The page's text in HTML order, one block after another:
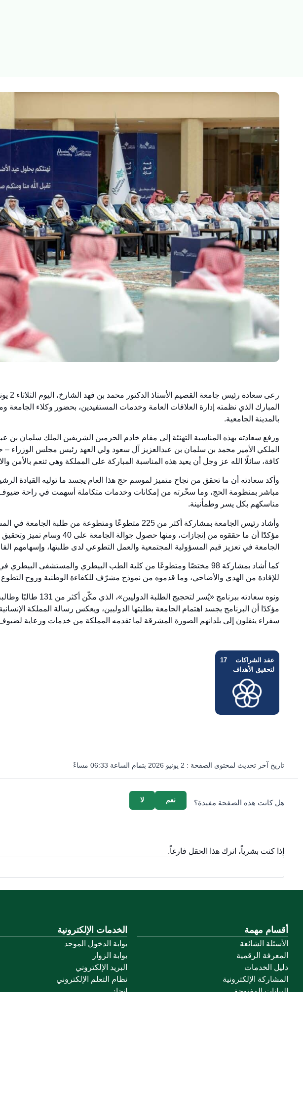
المبارك الذي نظمته إدارة العلاقات العامة وخدمات المستفيدين، بحضور وكلاء الجامعة
بالمدينة الجامعية.
ورفع سعادته بهذه المناسبة التهنئة إلى مقام خادم الحرمين الشريفين الملك سلمان
الملكي الأمير محمد بن سلمان بن عبدالعزيز آل سعود ولي العهد رئيس مجلس الوزراء –
كافة، سائلًا الله عز وجل أن يعيد هذه المناسبة المباركة على المملكة وهي تنعم بالأمن
وأكد سعادته أن ما تحقق من نجاح متميز لموسم حج هذا العام يجسد ما توليه القيادة
مباشر بمنظومة الحج، وما سخّرته من إمكانات وخدمات متكاملة أسهمت في راحة ضيوف
مناسكهم بكل يسر وطمأنينة.
وأشاد رئيس الجامعة بمشاركة أكثر من 225 متطوعًا ومتطوعة من
مؤكدًا أن ما حققوه من إنجازات، ومنها
الجامعة في تعزيز قيم المسؤولية المجتمعية والعمل التطوعي لدى طلبتها، وإسهامهم
كما أشاد بمشاركة 98 مختصًا ومتطوعًا من كلية الطب البيطري والمستشفى
للإفادة من الهدي والأضاحي، وما قدموه من نموذج مشرّف للكفاءة الوطنية وروح
مؤكدًا أن البرنامج يجسد اهتمام الجامعة بطلبتها الدوليين، ويعكس رسالة المملكة
سفراء ينقلون إلى بلدانهم الصورة المشرقة لما تقدمه المملكة من خدمات ورعاية
عقد الشراكات
لتحقيق الأهداف
17
تاريخ آخر تحديث لمحتوى الصفحة : 2 يونيو 2026 بتمام الساعة 06:33 مساءً
هل كانت هذه الصفحة مفيدة؟ لا نعم
إذا كنت بشرياً، اترك هذا الحقل فارغاً.
أقسام مهمة
الأسئلة الشائعة
المعرفة الرقمية
دليل الخدمات
المشاركة الإلكترونية
البيانات المفتوحة
الخدمات الإلكترونية
بوابة الدخول الموحد
بوابة الزوار
البريد الإلكتروني
نظام التعلم الإلكتروني
إنجاز